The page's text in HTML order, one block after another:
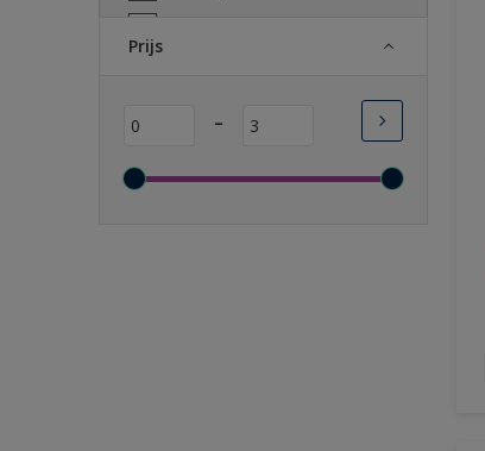
Wasbaar
Sneldrogend
Prijs
-